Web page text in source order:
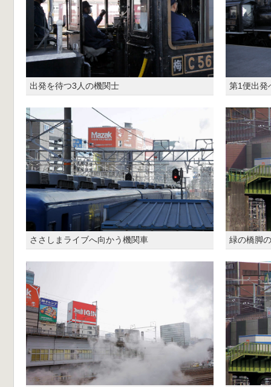
出発を待つ3人の機関士 第1便出発
ささしまライブへ向かう機関車 緑の橋脚